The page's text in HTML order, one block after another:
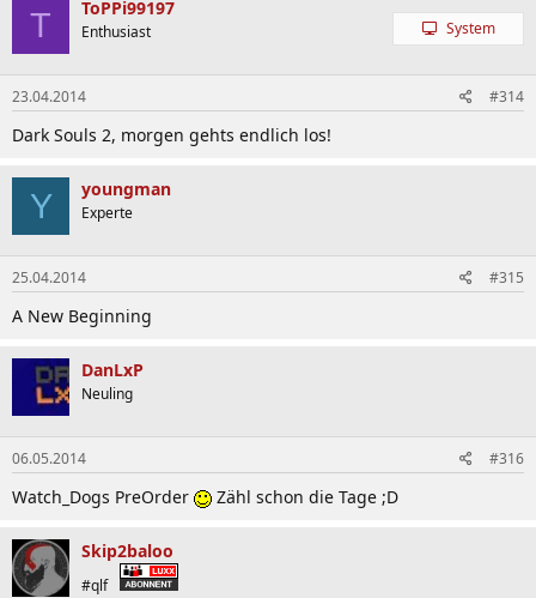
T ToPPi99197
Enthusiast System
23.04.2014 #314
Dark Souls 2, morgen gehts endlich los!
Y youngman
Experte
25.04.2014 #315
A New Beginning
DanLxP
Neuling
06.05.2014 #316
Watch_Dogs PreOrder Zähl schon die Tage ;D
Skip2baloo
#qlf